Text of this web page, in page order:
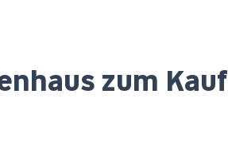
zum Kauf